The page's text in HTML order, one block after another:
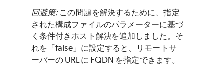
回避策:この問題を解決するために、指定
された構成ファイルのパラメーターに基づ
く条件付きホスト解決を追加しました。そ
れを「false」に設定すると、リモートサ
ーバーの URL に FQDN を指定できます。